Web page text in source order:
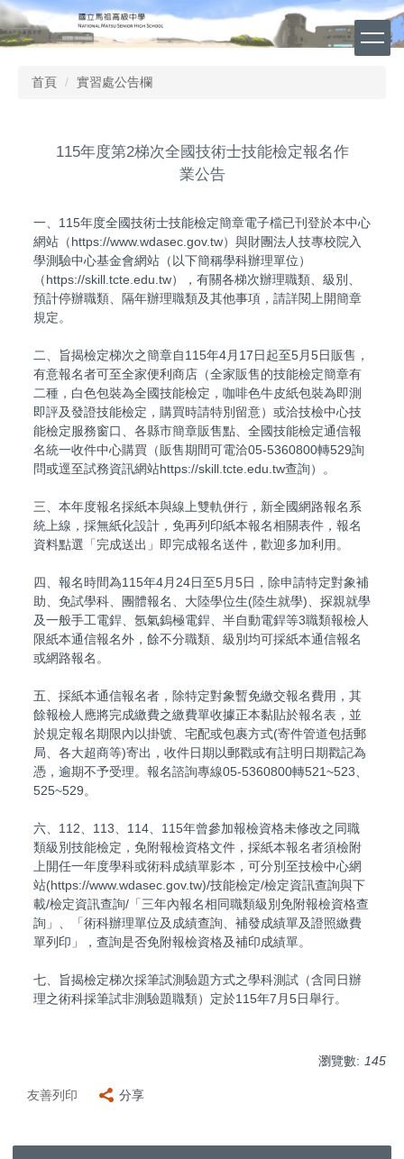
跳
到
主
首頁 實習處公告欄
115年度第2梯次全國技術士技能檢定報名作
業公告
一、115年度全國技術士技能檢定簡章電子檔已刊登於本中心
網站（https://www.wdasec.gov.tw）與財團法人技專校院入
學測驗中心基金會網站（以下簡稱學科辦理單位）
（https://skill.tcte.edu.tw），有關各梯次辦理職類、級別、
預計停辦職類、隔年辦理職類及其他事項，請詳閱上開簡章
規定。
二、旨揭檢定梯次之簡章自115年4月17日起至5月5日販售，
有意報名者可至全家便利商店（全家販售的技能檢定簡章有
二種，白色包裝為全國技能檢定，咖啡色牛皮紙包裝為即測
即評及發證技能檢定，購買時請特別留意）或洽技檢中心技
能檢定服務窗口、各縣市簡章販售點、全國技能檢定通信報
名統一收件中心購買（販售期間可電洽05-5360800轉529詢
問或逕至試務資訊網站https://skill.tcte.edu.tw查詢）。
三、本年度報名採紙本與線上雙軌併行，新全國網路報名系
統上線，採無紙化設計，免再列印紙本報名相關表件，報名
資料點選「完成送出」即完成報名送件，歡迎多加利用。
四、報名時間為115年4月24日至5月5日，除申請特定對象補
助、免試學科、團體報名、大陸學位生(陸生就學)、探親就學
及一般手工電銲、氬氣鎢極電銲、半自動電銲等3職類報檢人
限紙本通信報名外，餘不分職類、級別均可採紙本通信報名
或網路報名。
五、採紙本通信報名者，除特定對象暫免繳交報名費用，其
餘報檢人應將完成繳費之繳費單收據正本黏貼於報名表，並
於規定報名期限內以掛號、宅配或包裹方式(寄件管道包括郵
局、各大超商等)寄出，收件日期以郵戳或有註明日期戳記為
憑，逾期不予受理。報名諮詢專線05-5360800轉521~523、
525~529。
六、112、113、114、115年曾參加報檢資格未修改之同職
類級別技能檢定，免附報檢資格文件，採紙本報名者須檢附
上開任一年度學科或術科成績單影本，可分別至技檢中心網
站(https://www.wdasec.gov.tw)/技能檢定/檢定資訊查詢與下
載/檢定資訊查詢/「三年內報名相同職類級別免附報檢資格查
詢」、「術科辦理單位及成績查詢、補發成績單及證照繳費
單列印」，查詢是否免附報檢資格及補印成績單。
七、旨揭檢定梯次採筆試測驗題方式之學科測試（含同日辦
理之術科採筆試非測驗題職類）定於115年7月5日舉行。
瀏覽數: 145
友善列印 分享